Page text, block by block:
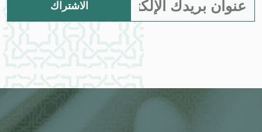
Manage existing